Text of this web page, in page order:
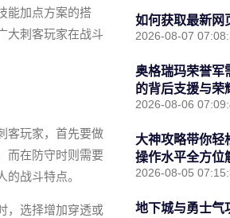
能加点方案的搭
大刺客玩家在战斗
客玩家，首先要做
而在防守时则需要
战斗特点。
，选择增加穿透或
如何获取最新网
2026-08-07
奥格瑞玛荣誉军
的背后支援与荣
2026-08-06
大神攻略带你轻
操作水平全方位
2026-08-05
地下城与勇士气